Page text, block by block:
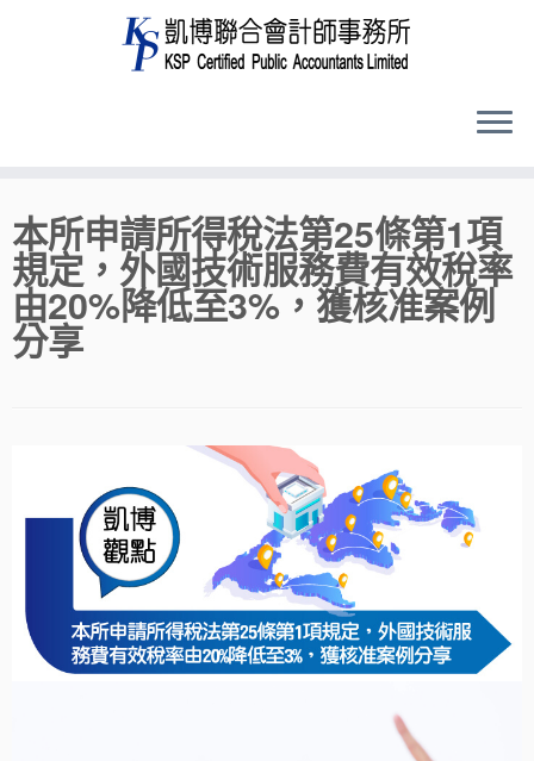
to
content
本所申請所得稅法第25條第1項
規定，外國技術服務費有效稅率
由20%降低至3%，獲核准案例
分享